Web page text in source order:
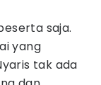
saja.
yang
tak ada